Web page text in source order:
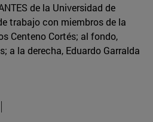
de la Universidad de
trabajo con miembros de la
Centeno Cortés; al fondo,
a la derecha, Eduardo Garralda